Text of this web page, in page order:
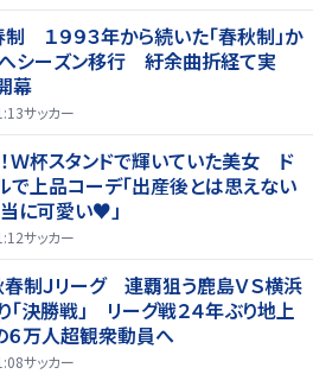
制 １９９３年から続いた「春秋制」か
シーズン移行 紆余曲折経て実
幕
サッカー
Ｗ杯スタンドで輝いていた美女 ド
で上品コーデ「出産後とは思えない
に可愛い♥」
サッカー
春制Ｊリーグ 連覇狙う鹿島ＶＳ横浜
「決勝戦」 リーグ戦２４年ぶり地上
６万人超観衆動員へ
サッカー